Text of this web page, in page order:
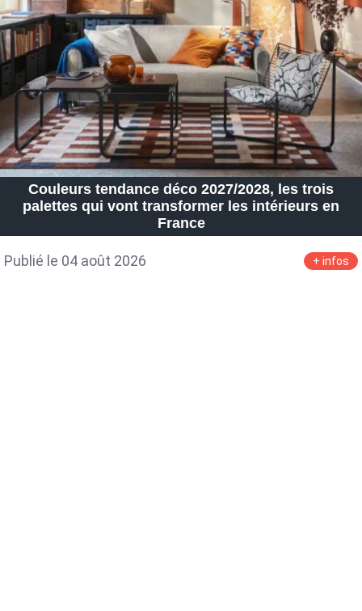
Petite Surface
Piscine Question De Style
Renovation
Revue De Week End
Tiny House
Couleurs tendance déco 2027/2028, les trois
palettes qui vont transformer les intérieurs en
France
Publié le 04 août 2026 + infos